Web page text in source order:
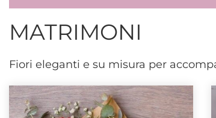
MATRIMONI
Fiori eleganti e su misura per